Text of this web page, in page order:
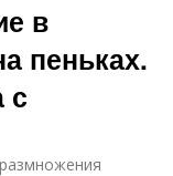
в
пеньках.
с